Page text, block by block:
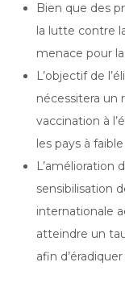
Bien que des
la lutte contre
menace pour
L’objectif de
nécessitera un
vaccination à
les pays à
L’amélioration
sensibilisation
internationale
atteindre un
afin